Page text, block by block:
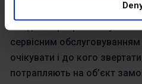
про роботи, клієнтів,
сервісним
очікувати і до кого
потрапляють на об’єкт